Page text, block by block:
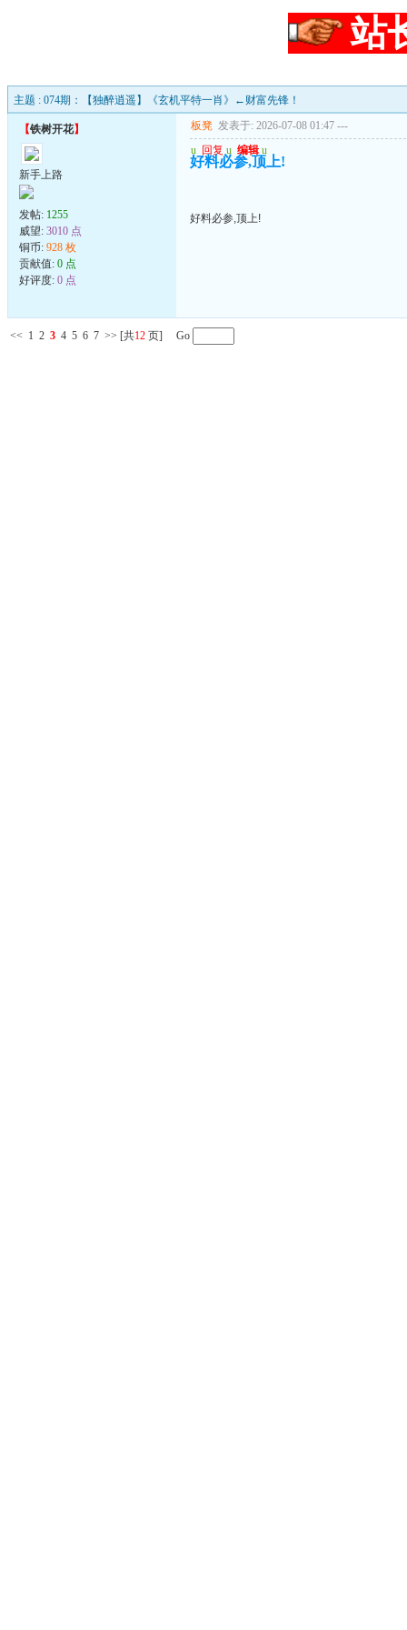
站
主题 : 074期：【独醉逍遥】《玄机平特一肖》←财富先锋！
【铁树开花】
新手上路
发帖: 1255
威望: 3010 点
铜币: 928 枚
贡献值: 0 点
好评度: 0 点
板凳 发表于: 2026-07-08 01:47 ---
u 回复 u 编辑 u
好料必参,顶上!
好料必参,顶上!
<< 1 2 3 4 5 6 7 >> [共12 页] Go